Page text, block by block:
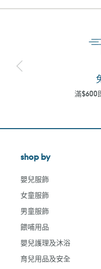
滿$600
shop by
嬰兒服飾
女童服飾
男童服飾
餵哺用品
嬰兒護理及沐浴
育兒用品及安全